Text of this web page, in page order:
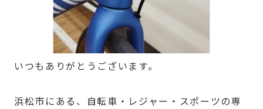
いつもありがとうございます。
浜松市にある、自転車・レジャー・スポーツの専